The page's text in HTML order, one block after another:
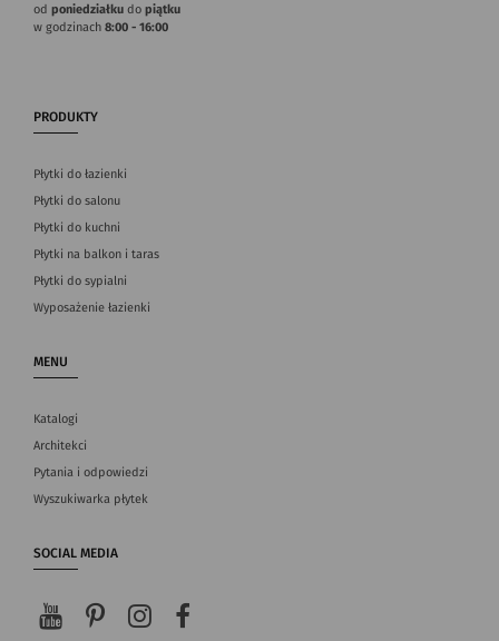
od poniedziałku do piątku
w godzinach 8:00 - 16:00
PRODUKTY
Płytki do łazienki
Płytki do salonu
Płytki do kuchni
Płytki na balkon i taras
Płytki do sypialni
Wyposażenie łazienki
MENU
Katalogi
Architekci
Pytania i odpowiedzi
Wyszukiwarka płytek
SOCIAL MEDIA